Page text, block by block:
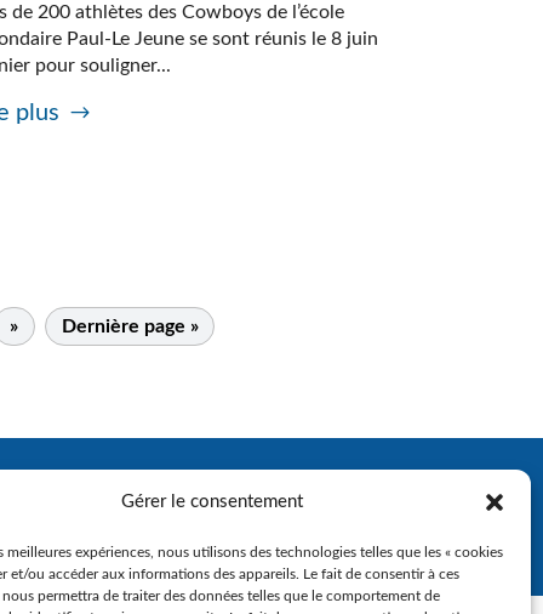
Gérer le consentement
meilleures expériences, nous utilisons des technologies telles que les « cookies
et/ou accéder aux informations des appareils. Le fait de consentir à ces
permettra de traiter des données telles que le comportement de
de 200 athlètes des Cowboys de l’école
Paul-Le Jeune se sont réunis le 8 juin
pour souligner...
plus
» Dernière page »